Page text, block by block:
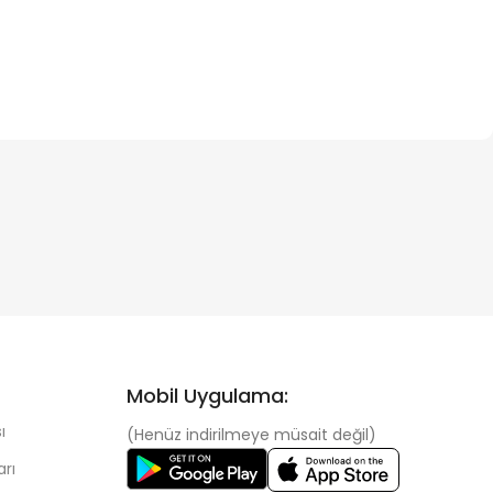
Mobil Uygulama:
(Henüz indirilmeye müsait değil)